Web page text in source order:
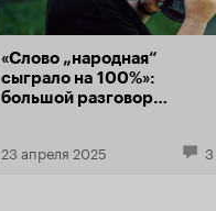
«Слово „народная“
сыграло на 100%»:
большой разговор
музыки в поп-кино
23 апреля 2025 3